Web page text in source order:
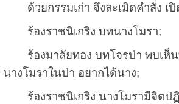
ด้วยกรรมเก่า จึงละเมิดคำสั่ง เปิ
ร้องราชนิเกริง บทนางโมรา;
ร้องมาลัยทอง บทโจรป่า พบเห็น
นางโมราในป่า อยากได้นาง;
ร้องราชนิเกริง นางโมรามีจิตป